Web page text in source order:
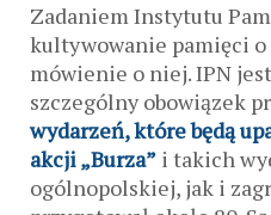
Zadaniem Instytutu
kultywowanie pamięci
mówienie o niej. IPN
szczególny obowiązek
wydarzeń, które będą
akcji „Burza” i takich
ogólnopolskiej, jak i